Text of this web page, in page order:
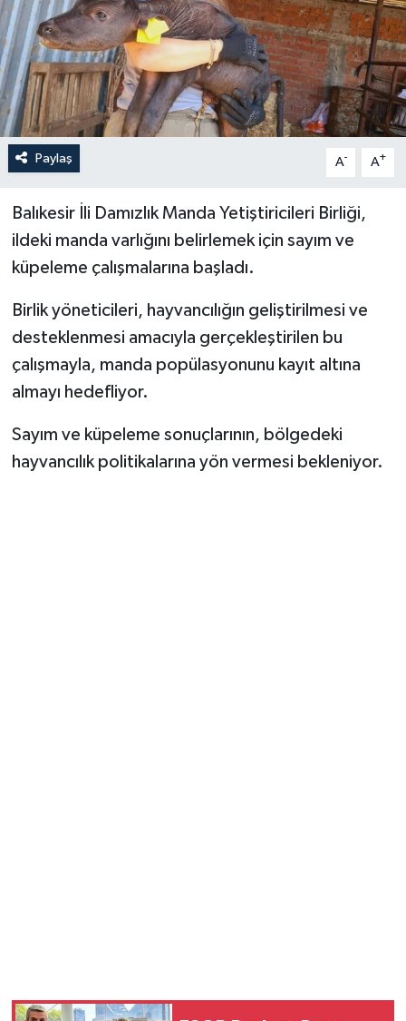
Paylaş A- A+
Balıkesir İli Damızlık Manda Yetiştiricileri Birliği,
ildeki manda varlığını belirlemek için sayım ve
küpeleme çalışmalarına başladı.
Birlik yöneticileri, hayvancılığın geliştirilmesi ve
desteklenmesi amacıyla gerçekleştirilen bu
çalışmayla, manda popülasyonunu kayıt altına
almayı hedefliyor.
Sayım ve küpeleme sonuçlarının, bölgedeki
hayvancılık politikalarına yön vermesi bekleniyor.